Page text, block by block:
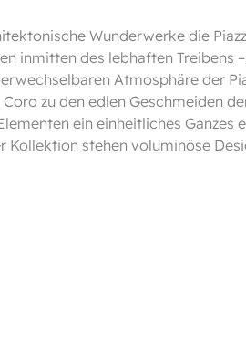
Wunderwerke die
inmitten des lebhaften Treibens
Atmosphäre der
zu den edlen Geschmeiden
ein einheitliches Ganzes
stehen voluminöse